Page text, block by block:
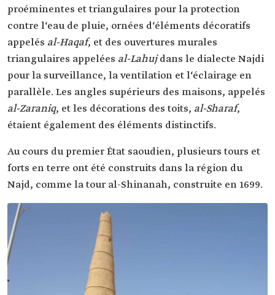
proéminentes et triangulaires pour la protection
contre l‘eau de pluie, ornées d‘éléments décoratifs
appelés al-Haqaf, et des ouvertures murales
triangulaires appelées al-Lahujdans le dialecte Najdi
pour la surveillance, la ventilation et l‘éclairage en
parallèle. Les angles supérieurs des maisons, appelés
al-Zaraniq, et les décorations des toits, al-Sharaf,
étaient également des éléments distinctifs.
Au cours du premier État saoudien, plusieurs tours et
forts en terre ont été construits dans la région du
Najd, comme la tour al-Shinanah, construite en 1699.